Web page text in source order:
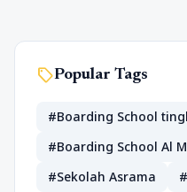
sellPopular Tags
#Boarding School
#Boarding School Al
#Sekolah Asrama